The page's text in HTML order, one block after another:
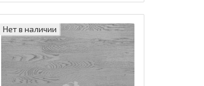
Нет в наличии